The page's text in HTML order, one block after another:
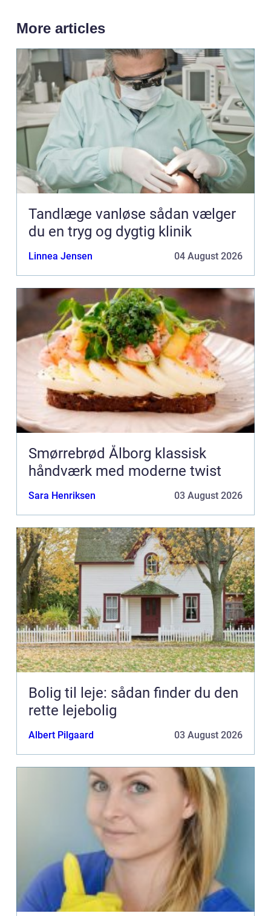
More articles
Tandlæge vanløse sådan vælger
du en tryg og dygtig klinik
Linnea Jensen 04 August 2026
Smørrebrød Ålborg klassisk
håndværk med moderne twist
Sara Henriksen 03 August 2026
Bolig til leje: sådan finder du den
rette lejebolig
Albert Pilgaard 03 August 2026